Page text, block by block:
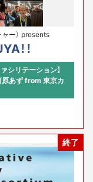
ー） presents
！！
シリテーション】
原あず from 東京カ
終了